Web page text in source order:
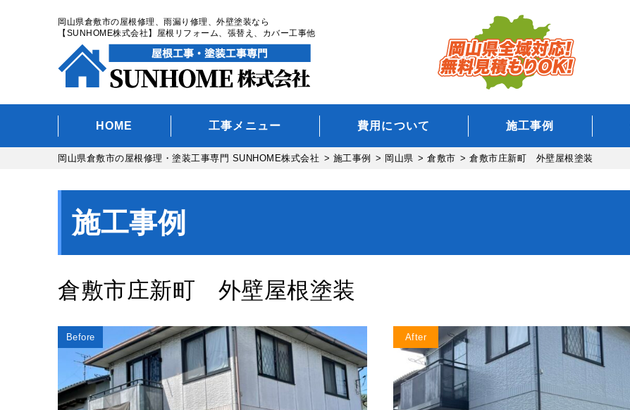
岡山県倉敷市の屋根修理、雨漏り修理、外壁塗装なら
【SUNHOME株式会社】屋根リフォーム、張替え、カバー工事他
HOME 工事メニュー 費用について 施工事例
岡山県倉敷市の屋根修理・塗装工事専門 SUNHOME株式会社 > 施工事例 > 岡山県 > 倉敷市 > 倉敷市庄新町 外壁屋根塗装
施工事例
倉敷市庄新町 外壁屋根塗装
Before After